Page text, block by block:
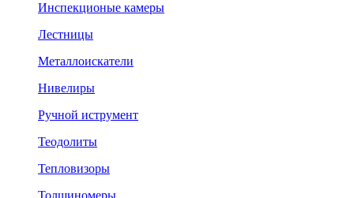
Инспекционые камеры
Лестницы
Металлоискатели
Нивелиры
Ручной иструмент
Теодолиты
Тепловизоры
Толщиномеры